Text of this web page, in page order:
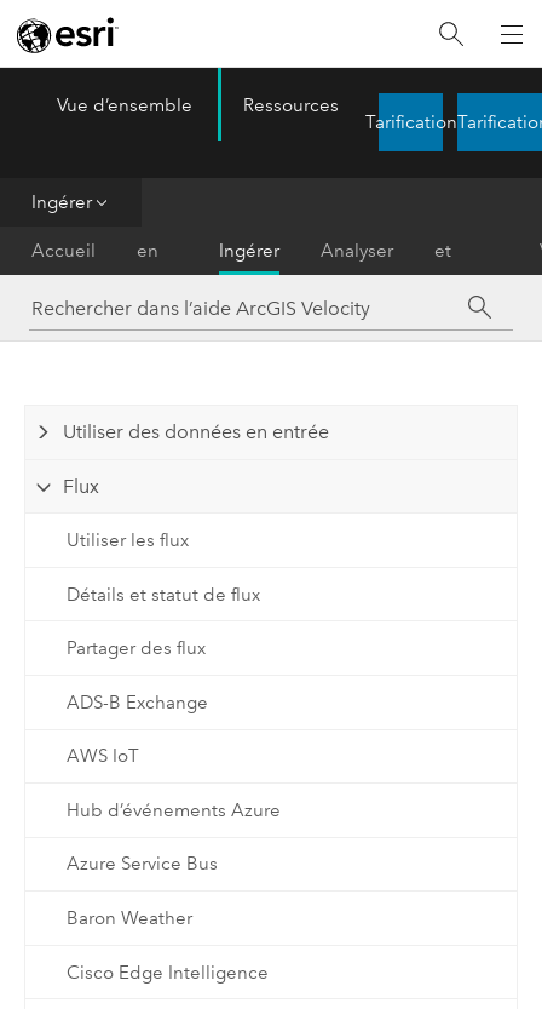
ArcGIS Velocity
Vue d’ensemble Ressources
Tarification
Ingérer
Accueil
en
main
Ingérer Analyser
et
notifier
Utiliser des données en entrée
Flux
Utiliser les flux
Détails et statut de flux
Partager des flux
ADS-B Exchange
AWS IoT
Hub d’événements Azure
Azure Service Bus
Baron Weather
Cisco Edge Intelligence